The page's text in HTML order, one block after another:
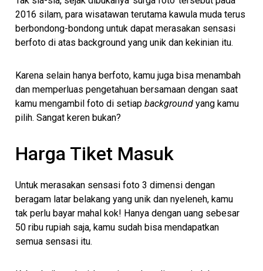
2016 silam, para wisatawan terutama kawula muda terus
berbondong-bondong untuk dapat merasakan sensasi
berfoto di atas background yang unik dan kekinian itu.
Karena selain hanya berfoto, kamu juga bisa menambah
dan memperluas pengetahuan bersamaan dengan saat
kamu mengambil foto di setiapbackgroundyang kamu
pilih. Sangat keren bukan?
Harga Tiket Masuk
Untuk merasakan sensasi foto 3 dimensi dengan
beragam latar belakang yang unik dan nyeleneh, kamu
tak perlu bayar mahal kok! Hanya dengan uang sebesar
50 ribu rupiah saja, kamu sudah bisa mendapatkan
semua sensasi itu.